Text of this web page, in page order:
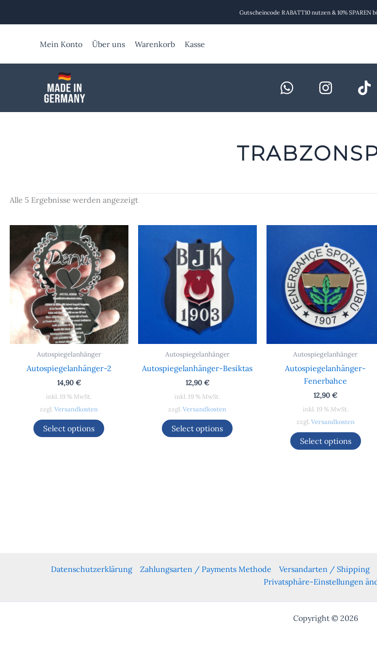
Gutscheincode RABATT10 nutzen & 10% SPAREN
Mein Konto Über uns Warenkorb Kasse
Alle 5 Ergebnisse werden angezeigt
Autospiegelanhänger
Autospiegelanhänger-2
14,90 €
inkl. 19 % MwSt.
zzgl.Versandkosten
Select options
Autospiegelanhänger
Autospiegelanhänger-Besiktas
12,90 €
inkl. 19 % MwSt.
zzgl.Versandkosten
Select options
Autospiegelanhänger
Autospiegelanhänger-
Fenerbahce
12,90€
inkl. 19 % MwSt.
zzgl. Versandkosten
Select options
Datenschutzerklärung Zahlungsarten / Payments Methode Versandarten / Shipping
Privatsphäre-Einstellungen
Copyright © 2026